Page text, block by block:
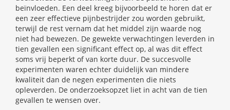
beïnvloeden. Een deel kreeg bijvoorbeeld te horen dat er
een zeer effectieve pijnbestrijder zou worden gebruikt,
terwijl de rest vernam dat het middel zijn waarde nog
niet had bewezen. De gewekte verwachtingen leverden in
tien gevallen een significant effect op, al was dit effect
soms vrij beperkt of van korte duur. De succesvolle
experimenten waren echter duidelijk van mindere
kwaliteit dan de negen experimenten die niets
opleverden. De onderzoeksopzet liet in acht van de tien
gevallen te wensen over.